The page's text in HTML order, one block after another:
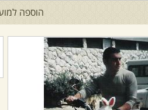
הוספה